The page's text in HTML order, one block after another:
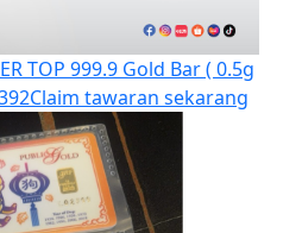
TOP 999.9 Gold Bar ( 0.5g
Claim tawaran sekarang